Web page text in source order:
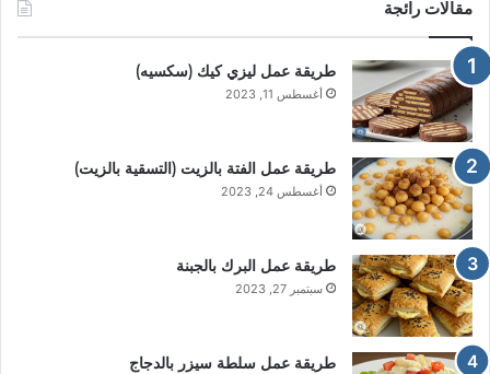
مقالات رائجة
طريقة عمل ليزي كيك (سكسيه)
أغسطس 11, 2023
طريقة عمل الفتة بالزيت (التسقية بالزيت)
أغسطس 24, 2023
طريقة عمل البرك بالجبنة
سبتمبر 27, 2023
طريقة عمل سلطة سيزر بالدجاج